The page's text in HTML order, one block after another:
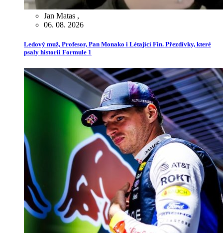
Jan Matas ,
06. 08. 2026
Ledový muž, Profesor, Pan Monako i Létající Fin. Přezdívky, které
psaly historii Formule 1